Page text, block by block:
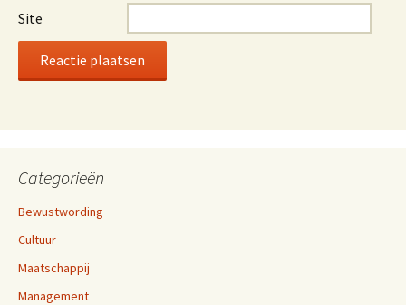
Site
Categorieën
Bewustwording
Cultuur
Maatschappij
Management